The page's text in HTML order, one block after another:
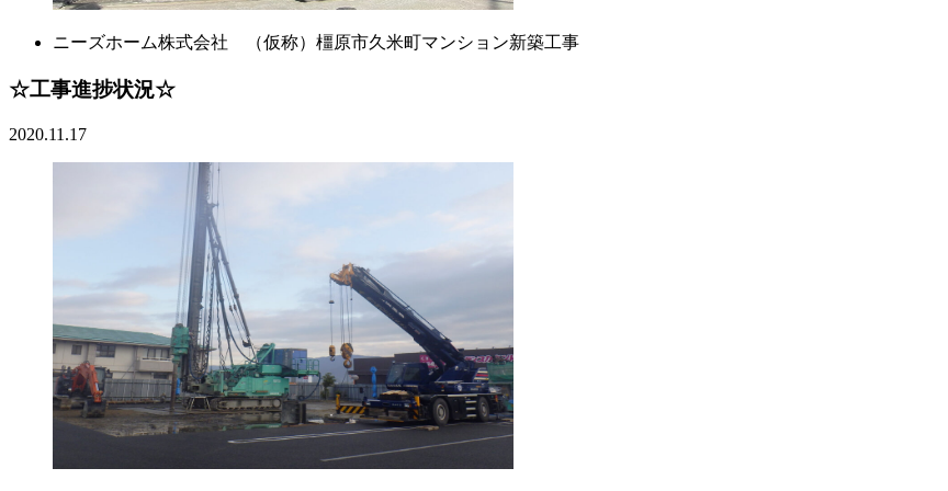
ニーズホーム株式会社 （仮称）橿原市久米町マンション新築工事
☆工事進捗状況☆
2020.11.17